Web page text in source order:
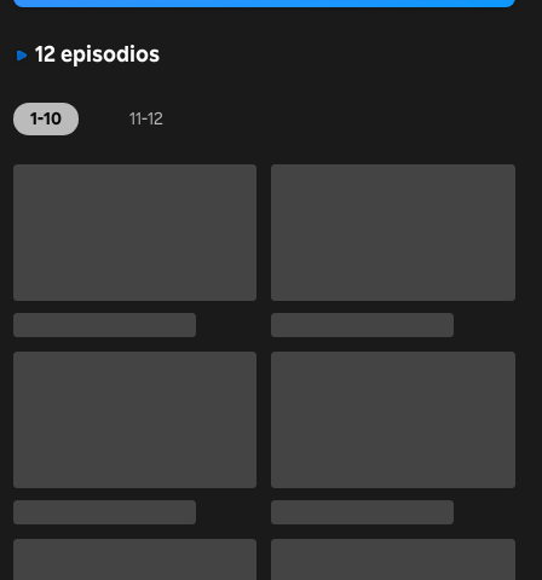
12 episodios
1-10 11-12